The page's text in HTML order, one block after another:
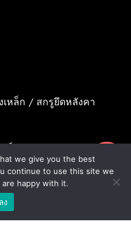
เหล็ก / สกรูยึดหลังคา
หล็ก / อุปกรณ์เสริมสำหรับ
/พุกเบ่ง
we give you the best
continue to use this site we
happy with it.
ง
ขอใบเสนอราคา